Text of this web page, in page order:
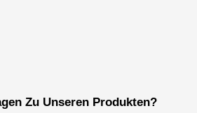
Zu Unseren Produkten?